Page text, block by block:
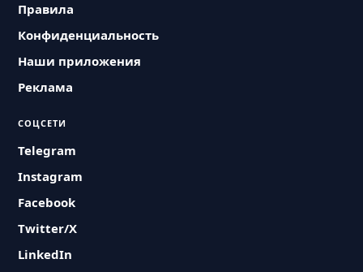
Правила
Конфиденциальность
Наши приложения
Реклама
СОЦСЕТИ
Telegram
Instagram
Facebook
Twitter/X
LinkedIn